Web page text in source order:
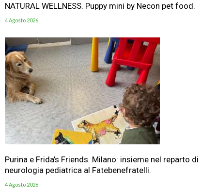
NATURAL WELLNESS. Puppy mini by Necon pet food.
4 Agosto 2026
Purina e Frida’s Friends. Milano: insieme nel reparto di
neurologia pediatrica al Fatebenefratelli.
4 Agosto 2026